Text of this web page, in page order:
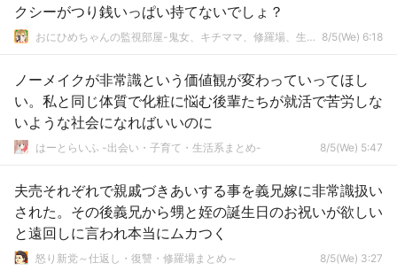
クシーがつり銭いっぱい持てないでしょ？
おにひめちゃんの監視部屋-鬼女、キチママ、修羅場、生活まとめ- 8/5(We) 6:18
ノーメイクが非常識という価値観が変わっていってほし
い。私と同じ体質で化粧に悩む後輩たちが就活で苦労しな
いような社会になればいいのに
はーとらいふ -出会い・子育て・生活系まとめ- 8/5(We) 5:47
夫売それぞれで親戚づきあいする事を義兄嫁に非常識扱い
された。その後義兄から甥と姪の誕生日のお祝いが欲しい
と遠回しに言われ本当にムカつく
怒り新党～仕返し・復讐・修羅場まとめ～ 8/5(We) 3:27